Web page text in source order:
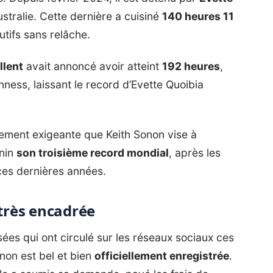
Cette dernière a cuisiné 140 heures 11
sans relâche.
avait annoncé avoir atteint 192 heures,
laissant le record d’Evette Quoibia
exigeante que Keith Sonon vise à
son troisième record mondial, après les
dernières années.
encadrée
qui ont circulé sur les réseaux sociaux ces
est bel et bien officiellement enregistrée.